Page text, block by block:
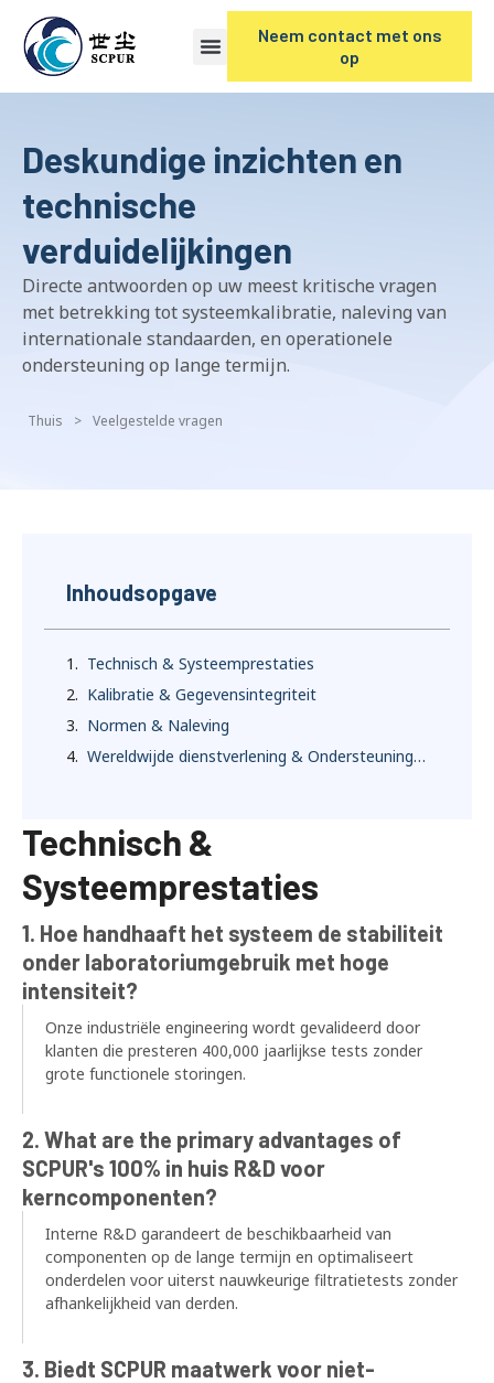
Neem contact met ons
op
Deskundige inzichten en
technische
verduidelijkingen
Directe antwoorden op uw meest kritische vragen
met betrekking tot systeemkalibratie, naleving van
internationale standaarden, en operationele
ondersteuning op lange termijn.
Thuis > Veelgestelde vragen
Inhoudsopgave
Technisch & Systeemprestaties
Kalibratie & Gegevensintegriteit
Normen & Naleving
Wereldwijde dienstverlening & Ondersteuning van de levenscyclus
Technisch &
Systeemprestaties
1. Hoe handhaaft het systeem de stabiliteit
onder laboratoriumgebruik met hoge
intensiteit?
Onze industriële engineering wordt gevalideerd door
klanten die presteren 400,000 jaarlijkse tests zonder
grote functionele storingen.
2. What are the primary advantages of
SCPUR's 100% in huis R&D voor
kerncomponenten?
Interne R&D garandeert de beschikbaarheid van
componenten op de lange termijn en optimaliseert
onderdelen voor uiterst nauwkeurige filtratietests zonder
afhankelijkheid van derden.
3. Biedt SCPUR maatwerk voor niet-